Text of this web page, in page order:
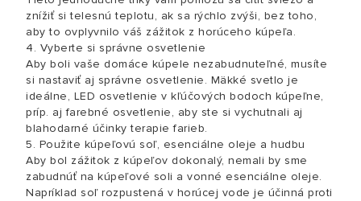
znížiť si telesnú teplotu, ak sa rýchlo zvýši, bez toho,
aby to ovplyvnilo váš zážitok z horúceho kúpeľa.
4. Vyberte si správne osvetlenie
Aby boli vaše domáce kúpele nezabudnuteľné, musíte
si nastaviť aj správne osvetlenie. Mäkké svetlo je
ideálne, LED osvetlenie v kľúčových bodoch kúpeľne,
príp. aj farebné osvetlenie, aby ste si vychutnali aj
blahodarné účinky terapie farieb.
5. Použite kúpeľovú soľ, esenciálne oleje a hudbu
Aby bol zážitok z kúpeľov dokonalý, nemali by sme
zabudnúť na kúpeľové soli a vonné esenciálne oleje.
Napríklad soľ rozpustená v horúcej vode je účinná proti